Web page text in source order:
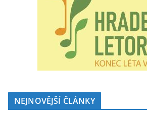
NEJNOVĚJŠÍ ČLÁNKY